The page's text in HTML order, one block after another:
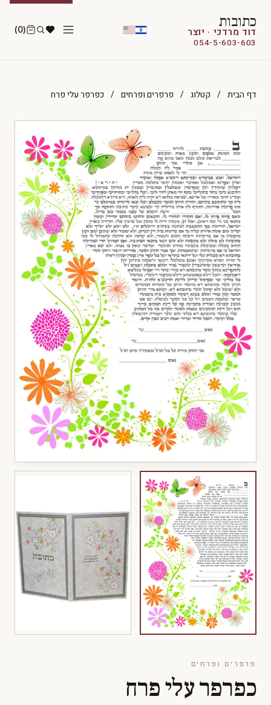
כתובות
דוד מרדכי · יוצר
054-5-603-603
(0)
דף הבית / קטלוג / פרפרים ופרחים / כפרפר עלי פרח
פרפרים ופרחים
כפרפר עלי פרח